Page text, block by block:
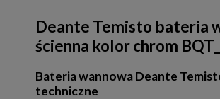
Deante Temisto bateria
ścienna kolor chrom
Bateria wannowa Deante
techniczne